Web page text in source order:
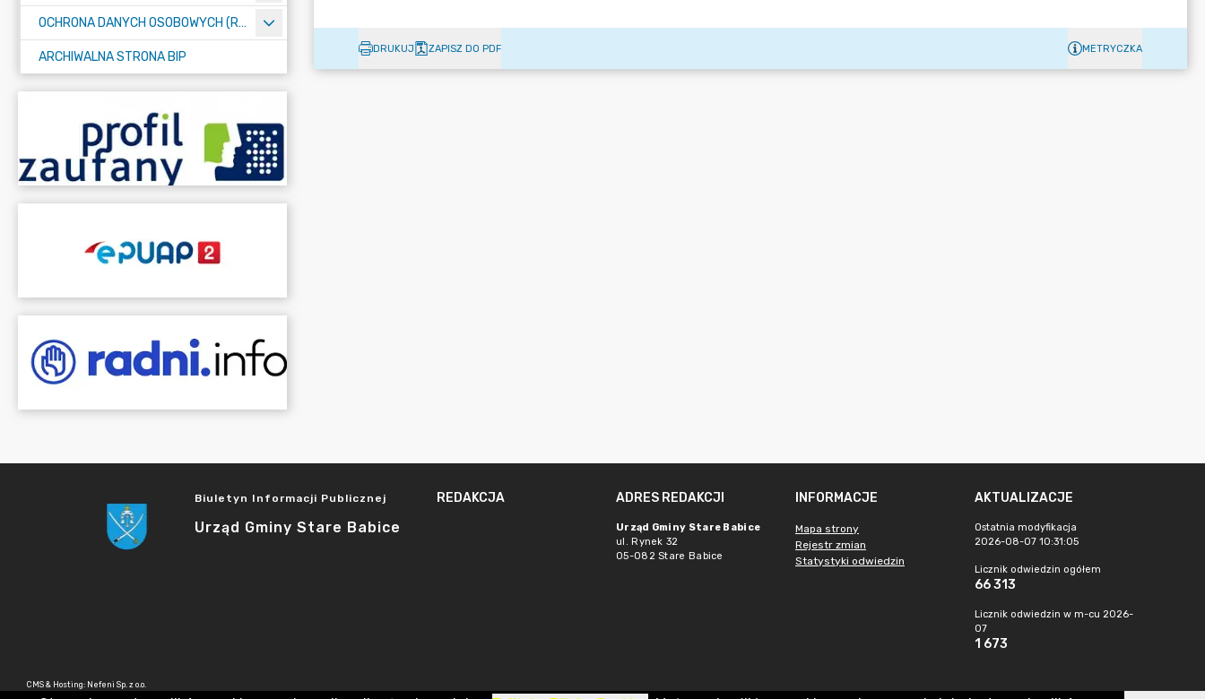
OCHRONA DANYCH OSOBOWYCH (RODO)
ARCHIWALNA STRONA BIP
DRUKUJ ZAPISZ DO PDF METRYCZKA
Biuletyn Informacji Publicznej
Urząd Gminy Stare Babice
REDAKCJA ADRES REDAKCJI
Urząd Gminy Stare Babice
ul. Rynek 32
05-082 Stare Babice
INFORMACJE
Mapa strony
Rejestr zmian
Statystyki odwiedzin
AKTUALIZACJE
Ostatnia modyfikacja
2026-08-07 10:31:05
Licznik odwiedzin ogółem
66 313
Licznik odwiedzin w m-cu 2026-
07
1 673
CMS & Hosting: Nefeni Sp. z o.o.